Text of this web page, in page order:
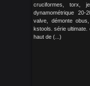
cruciformes,
dynamométrique 20-
valve, démonte
kstools. série ultimate.
haut de (...)